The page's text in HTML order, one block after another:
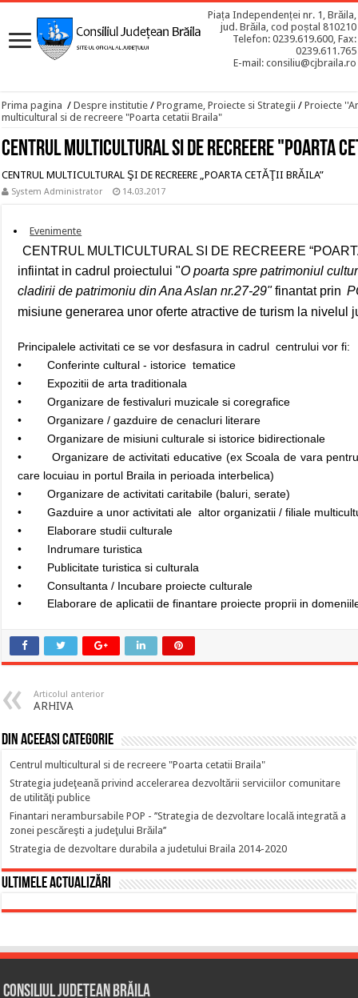
Piața Independenței nr. 1, Brăila,
jud. Brăila, cod poștal 810210
Telefon: 0239.619.600, Fax:
0239.611.765
E-mail: consiliu@cjbraila.ro
Prima pagina / Despre institutie / Programe, Proiecte si Strategii / Proiecte
multicultural si de recreere "Poarta cetatii Braila"
Centrul multicultural si de recreere "Poarta
CENTRUL MULTICULTURAL ŞI DE RECREERE „POARTA CETĂŢII BRĂILA”
System Administrator 14.03.2017
Evenimente
CENTRUL MULTICULTURAL SI DE RECREERE
infiintat in cadrul proiectului "O poarta spre patrimoniul
cladirii de patrimoniu din Ana Aslan nr.27-29"finantat prin
misiune generarea unor oferte atractive de turism la nivelul
Principalele activitati ce se vor desfasura in cadrul centrului vor fi:
• Conferinte cultural - istorice tematice
• Expozitii de arta traditionala
• Organizare de festivaluri muzicale si coregrafice
• Organizare / gazduire de cenacluri literare
• Organizare de misiuni culturale si istorice bidirectionale
• Organizare de activitati educative (ex Scoala de vara pentru
care locuiau in portul Braila in perioada interbelica)
• Organizare de activitati caritabile (baluri, serate)
• Gazduire a unor activitati ale altor organizatii / filiale
• Elaborare studii culturale
• Indrumare turistica
• Publicitate turistica si culturala
• Consultanta / Incubare proiecte culturale
• Elaborare de aplicatii de finantare proiecte proprii in
Articolul anterior
ARHIVA
Din aceeasi categorie
Centrul multicultural si de recreere "Poarta cetatii Braila"
Strategia judeţeană privind accelerarea dezvoltării serviciilor comunitare
de utilităţi publice
Finantari nerambursabile POP - ’’Strategia de dezvoltare locală integrată a
zonei pescăreşti a judeţului Brăila’’
Strategia de dezvoltare durabila a judetului Braila 2014-2020
Ultimele actualizări
Consiliul Județean Brăila